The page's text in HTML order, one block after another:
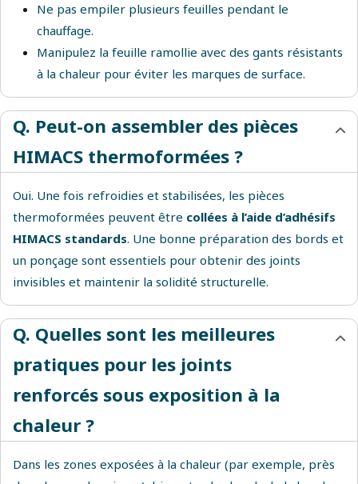
Ne pas empiler plusieurs feuilles pendant le
chauffage.
Manipulez la feuille ramollie avec des gants résistants
à la chaleur pour éviter les marques de surface.
Q. Peut-on assembler des pièces
HIMACS thermoformées ?
Oui. Une fois refroidies et stabilisées, les pièces
thermoformées peuvent être collées à l’aide d’adhésifs
HIMACS standards. Une bonne préparation des bords et
un ponçage sont essentiels pour obtenir des joints
invisibles et maintenir la solidité structurelle.
Q. Quelles sont les meilleures
pratiques pour les joints
renforcés sous exposition à la
chaleur ?
Dans les zones exposées à la chaleur (par exemple, près